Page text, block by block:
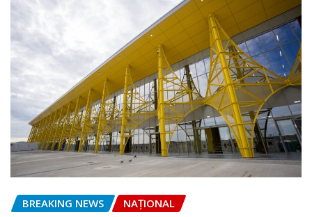
BREAKING NEWS NAŢIONAL